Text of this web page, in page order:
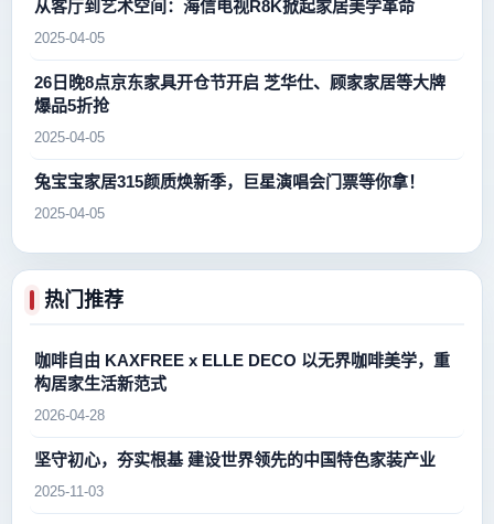
从客厅到艺术空间：海信电视R8K掀起家居美学革命
2025-04-05
26日晚8点京东家具开仓节开启 芝华仕、顾家家居等大牌
爆品5折抢
2025-04-05
兔宝宝家居315颜质焕新季，巨星演唱会门票等你拿！
2025-04-05
热门推荐
咖啡自由 KAXFREE x ELLE DECO 以无界咖啡美学，重
构居家生活新范式
2026-04-28
坚守初心，夯实根基 建设世界领先的中国特色家装产业
2025-11-03